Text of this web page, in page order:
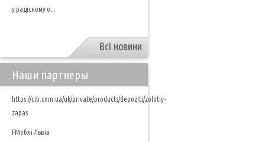
у радісному о...
Всі новини
Наши партнеры
https://cib.com.ua/uk/private/products/depoziti/zolotiy-
zapas
FМеблі Львів